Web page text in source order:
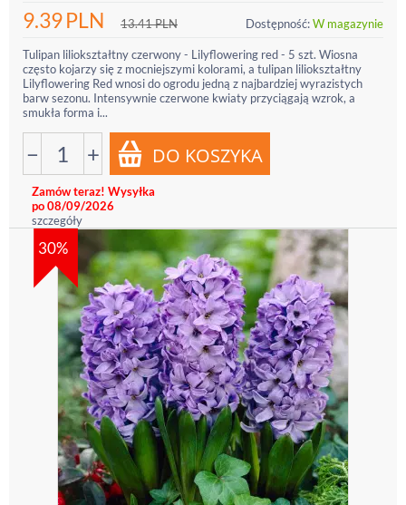
9.39PLN 13.41PLN Dostępność:W magazynie
Tulipan liliokształtny czerwony - Lilyflowering red - 5 szt. Wiosna
często kojarzy się z mocniejszymi kolorami, a tulipan liliokształtny
Lilyflowering Red wnosi do ogrodu jedną z najbardziej wyrazistych
barw sezonu. Intensywnie czerwone kwiaty przyciągają wzrok, a
smukła forma i...
− +
Zamów teraz! Wysyłka
po 08/09/2026
szczegóły
30%